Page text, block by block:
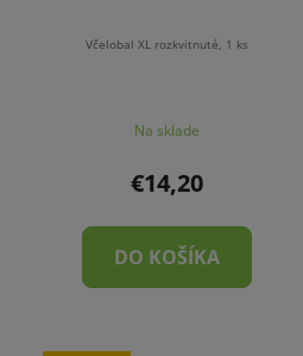
Včelobal XL rozkvitnuté, 1 ks
Na sklade
€14,20
DO KOŠÍKA